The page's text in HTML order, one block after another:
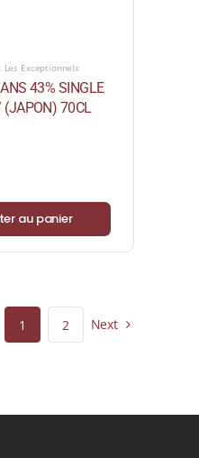
: Les Exceptionnels
43% SINGLE
(JAPON) 70CL
au panier
1 2 Next